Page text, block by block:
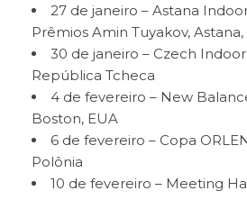
27 de janeiro – Astana
Prêmios Amin Tuyakov,
30 de janeiro – Czech Indoor
República Tcheca
4 de fevereiro – New
Boston, EUA
6 de fevereiro – Copa
Polônia
10 de fevereiro – Meeting